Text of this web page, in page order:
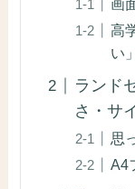
画
高
い
ランド
さ・サ
思
A4